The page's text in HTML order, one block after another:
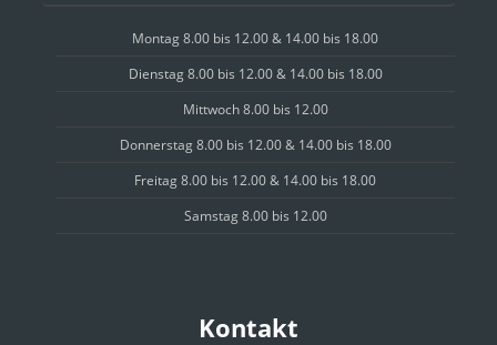
Montag 8.00 bis 12.00 & 14.00 bis 18.00
Dienstag 8.00 bis 12.00 & 14.00 bis 18.00
Mittwoch 8.00 bis 12.00
Donnerstag 8.00 bis 12.00 & 14.00 bis 18.00
Freitag 8.00 bis 12.00 & 14.00 bis 18.00
Samstag 8.00 bis 12.00
Kontakt